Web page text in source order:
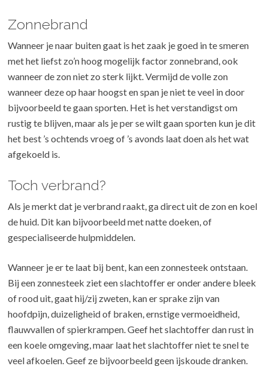
Zonnebrand
Wanneer je naar buiten gaat is het zaak je goed in te smeren
met het liefst zo’n hoog mogelijk factor zonnebrand, ook
wanneer de zon niet zo sterk lijkt. Vermijd de volle zon
wanneer deze op haar hoogst en span je niet te veel in door
bijvoorbeeld te gaan sporten. Het is het verstandigst om
rustig te blijven, maar als je per se wilt gaan sporten kun je dit
het best ’s ochtends vroeg of ’s avonds laat doen als het wat
afgekoeld is.
Toch verbrand?
Als je merkt dat je verbrand raakt, ga direct uit de zon en koel
de huid. Dit kan bijvoorbeeld met natte doeken, of
gespecialiseerde hulpmiddelen.
Wanneer je er te laat bij bent, kan een zonnesteek ontstaan.
Bij een zonnesteek ziet een slachtoffer er onder andere bleek
of rood uit, gaat hij/zij zweten, kan er sprake zijn van
hoofdpijn, duizeligheid of braken, ernstige vermoeidheid,
flauwvallen of spierkrampen. Geef het slachtoffer dan rust in
een koele omgeving, maar laat het slachtoffer niet te snel te
veel afkoelen. Geef ze bijvoorbeeld geen ijskoude dranken.